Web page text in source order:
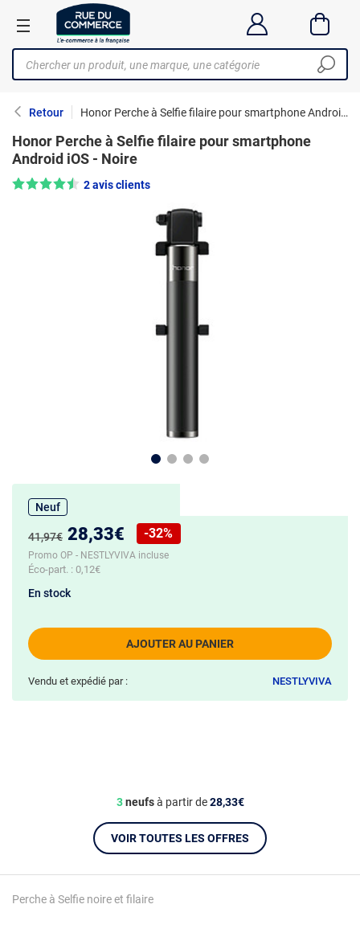
Retour Honor Perche à Selfie filaire pour smartphone Android iOS - Noire
Honor Perche à Selfie filaire pour smartphone
Android iOS - Noire
Note : 4.5/5 — 2 avis clients
Perche à Selfie noire et filaire
Neuf
Ancien prix :
41,97€ Nouveau prix :
28,33€
Réduction de :
-32%
Promo OP - NESTLYVIVA incluse
Éco-part. : 0,12€
AJOUTER AU PANIER
En stock
Vendu et expédié par : NESTLYVIVA
3neufsà partir de28,33€
VOIR TOUTES LES OFFRES